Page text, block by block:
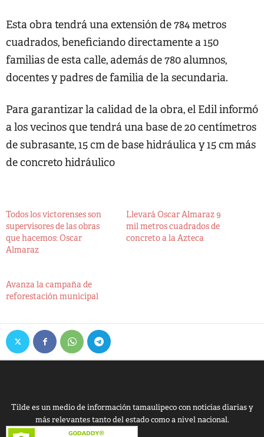
Esta obra tendrá una extensión de 784 metros
cuadrados, beneficiando directamente a 150
familias de esta calle, además de 780 alumnos,
docentes y padres de familia de la secundaria.
Para garantizar la calidad de la obra, el Edil informó
a los vecinos que tendrá una base de 20 centímetros
de subrasante, 15 cm de base hidráulica y 15 cm más
de concreto hidráulico
Todos los victorenses son
supervisores de las obras
que hacemos: Oscar
Almaraz
Llevará Oscar Almaraz 9
mil metros cuadrados de
concreto a la Azteca
Avanza la campaña de
reforestación municipal
Tilde es un medio de información tamaulipeco con noticias diarias y
más relevantes tanto del estado como a nivel nacional.